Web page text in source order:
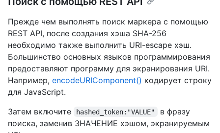
Прежде чем выполнять поиск маркера с помощью
REST API, после создания хэша SHA-256
необходимо также выполнить URI-escape хэш.
Большинство основных языков программирования
предоставляют программу для экранирования URI.
Например, encodeURIComponent() кодирует строку
для JavaScript.
Затем включите
hashed_token:"VALUE"
в фразу
поиска, заменив ЗНАЧЕНИЕ хэшом, экранируемым